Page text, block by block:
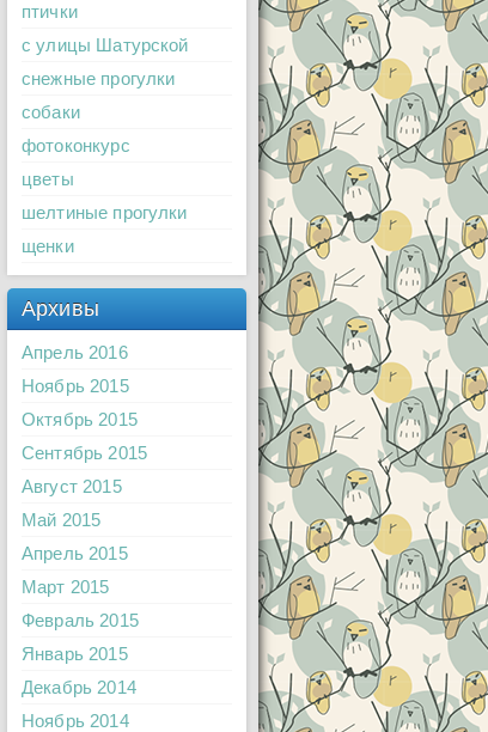
птички
с улицы Шатурской
снежные прогулки
собаки
фотоконкурс
цветы
шелтиные прогулки
щенки
Архивы
Апрель 2016
Ноябрь 2015
Октябрь 2015
Сентябрь 2015
Август 2015
Май 2015
Апрель 2015
Март 2015
Февраль 2015
Январь 2015
Декабрь 2014
Ноябрь 2014